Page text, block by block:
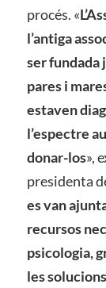
procés. «
l’antiga
ser fundada
pares i
estaven
l’espectre
donar-los»,
presidenta
es van
recursos
psicologia,
les solucions